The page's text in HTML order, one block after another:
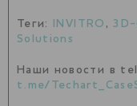
Теги: INVITRO ,3D-
Solutions
Наши новости в
t.me/